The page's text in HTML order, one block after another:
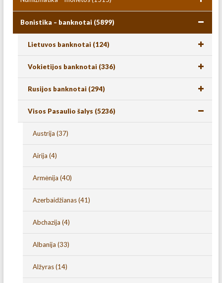
Bonistika – banknotai (5899)
Lietuvos banknotai (124)
Vokietijos banknotai (336)
Rusijos banknotai (294)
Visos Pasaulio šalys (5236)
Austrija (37)
Airija (4)
Armėnija (40)
Azerbaidžianas(41)
Abchazija (4)
Albanija (33)
Alžyras(14)